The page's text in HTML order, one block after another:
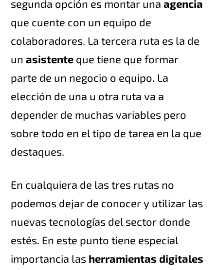
segunda opción es montar unaagencia
que cuente con un equipo de
colaboradores. La tercera ruta es la de
unasistente que tiene que formar
parte de un negocio o equipo. La
elección de una u otra ruta va a
depender de muchas variables pero
sobre todo en el tipo de tarea en la que
destaques.
En cualquiera de las tres rutas no
podemos dejar de conocer y utilizar las
nuevas tecnologías del sector donde
estés. En este punto tiene especial
importancia las herramientas digitales